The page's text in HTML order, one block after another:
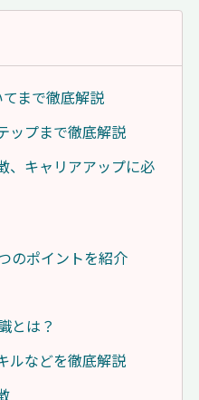
まで徹底解説
ップまで徹底解説
、キャリアアップに必
のポイントを紹介
とは？
ルなどを徹底解説